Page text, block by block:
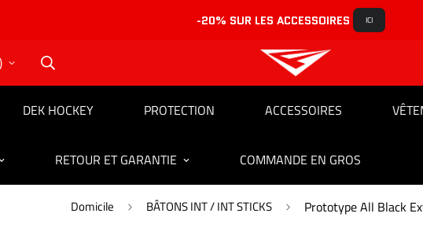
-20% SUR LES ACCESSOIRES ICI
DEK HOCKEY PROTECTION ACCESSOIRES
RETOUR ET GARANTIE COMMANDE EN GROS
Domicile BÂTONS INT / INT STICKS Prototype All Black